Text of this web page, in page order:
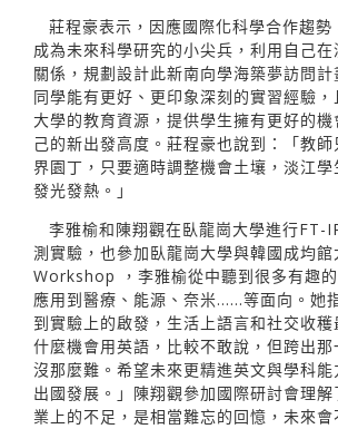
莊程豪表示，因應國際化科學合作趨勢
成為未來科學研究的小尖兵，利用自己
關係，規劃設計此新南向學海築夢訪問
同學能有更好、更印象深刻的實習經驗
大學的教育資源，提供學生擁有更好的機
己的新出發高度。莊程豪也說到：「教
界園丁，只要適時調整機會土壤，淡江學
發光發熱。」
李雅榆和陳翔觀在臥龍崗大學進行FT-
測實驗，也參加臥龍崗大學與韓國成均館
Workshop ，李雅榆從中聽到很多有趣
應用到醫療、能源、奈米……等面向。她
到實驗上的啟發，生活上語言和社交收
什麼機會用英語，比較不敢說，但跨出
沒那麼難。希望未來更精進英文與學科能
出國發展。」陳翔觀參加國際研討會理
業上的不足，是相當難忘的回憶，未來會